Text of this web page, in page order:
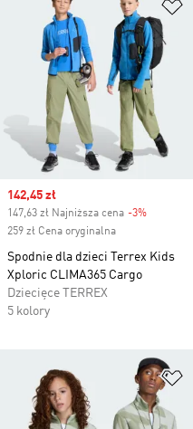
Sale price
142,45 zł
147,63 zł Najniższa cena -3%
259 zł Cena oryginalna
Spodnie dla dzieci Terrex Kids
Xploric CLIMA365 Cargo
Dziecięce TERREX
5 kolory